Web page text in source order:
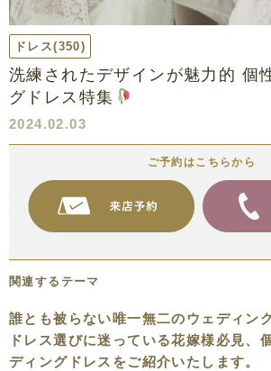
ドレス(350)
洗練されたデザインが魅力的 個
グドレス特集
2024.02.03
ご予約はこちらから
関連するテーマ
誰とも被らない唯一無二のウェディン
ドレス選びに迷っている花嫁様必見、
ディングドレスをご紹介いたします。